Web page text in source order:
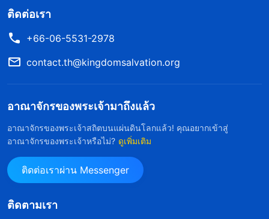
ว่าเขาได้กดขี่ทุกคนที่พยายามจะแนะนำญาติของเขา
ตรวจสอบสิ่งที่เกิดขึ้นและรายงานไปยังผู้นำระดับสูง
แต่ฉันไม่อยากถูกจางหลินกดขี่่ จึงหาข้ออ้างที่จะเลี่ยง
หน้าที่ของตัวเอง ฉันไม่ได้รับผิดชอบแม้แต่น้อยเลย คิด
เอาว่าผู้นำระดับสูงจะรับมือกับเรื่องนี้เมื่อเธอมาถึง ฉัน
ได้เห็นอย่างชัดเจนว่าพี่น้องของฉันถูกกดขี่ข่มเหง ว่า
พวกเขาสูญเสียชีวิตคริสตจักร ไม่สามารถเข้าถึงพระ
วจนะใหม่ล่าสุดของพระเจ้าและอยู่ในความทุกข์
ทรมาน แต่ฉันกลับนึกถึงแค่ผลประโยชน์และโอกาสใน
อนาคตของตัวเอง โดยไม่คำนึงถึงการเข้าสู่ชีวิตของ
ติดต่อเรา
+66-06-5531-2978
contact.th@kingdomsalvation.org
อาณาจักรของพระเจ้ามาถึงแล้ว
อาณาจักรของพระเจ้าสถิตบนแผ่นดินโลกแล้ว! คุณอยากเข้าสู่
อาณาจักรของพระเจ้าหรือไม่? ดูเพิ่มเติม
ติดต่อเราผ่าน Messenger
ติดตามเรา